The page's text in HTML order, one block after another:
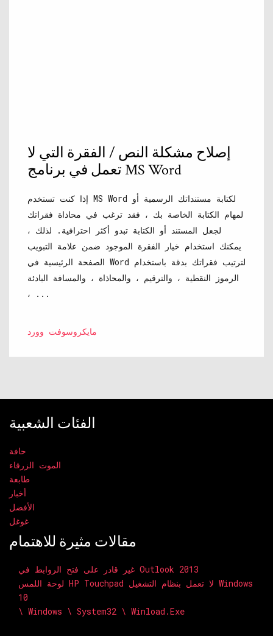
إصلاح مشكلة النص / الفقرة التي لا
تعمل في برنامج MS Word
إذا كنت تستخدم MS Word لكتابة مستنداتك الرسمية أو
لمهام الكتابة الخاصة بك ، فقد ترغب في محاذاة فقراتك
لجعل المستند أو الكتابة تبدو أكثر احترافية. لذلك ،
يمكنك استخدام خيار الفقرة الموجود ضمن علامة التبويب
الصفحة الرئيسية في Word لترتيب فقراتك بدقة باستخدام
الرموز النقطية ، والترقيم ، والمحاذاة ، والمسافة البادئة
، ...
مايكروسوفت وورد
الفئات الشعبية
حافة
الموت الزرقاء
طابعة
أخبار
الأفضل
غوغل
مقالات مثيرة للاهتمام
غير قادر على فتح الروابط في Outlook 2013
لوحة اللمس HP Touchpad لا تعمل بنظام التشغيل Windows
10
\ Windows \ System32 \ Winload.exe